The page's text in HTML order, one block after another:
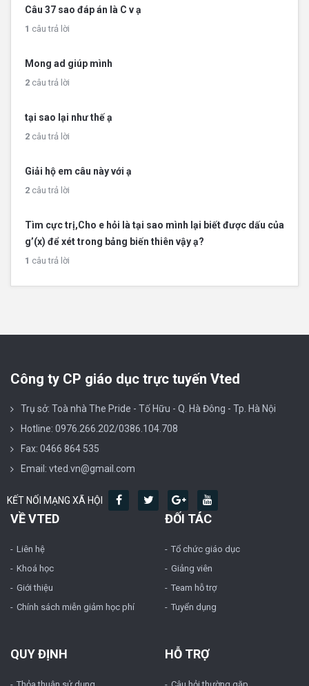
Câu 37 sao đáp án là C v ạ
1 câu trả lời
Mong ad giúp mình
2 câu trả lời
tại sao lại như thế ạ
2 câu trả lời
Giải hộ em câu này với ạ
2 câu trả lời
Tìm cực trị,Cho e hỏi là tại sao mình lại biết được dấu của
g’(x) để xét trong bảng biến thiên vậy ạ?
1 câu trả lời
Công ty CP giáo dục trực tuyến Vted
Trụ sở: Toà nhà The Pride - Tố Hữu - Q. Hà Đông - Tp. Hà Nội
Hotline: 0976.266.202/0386.104.708
Fax: 0466 864 535
Email: vted.vn@gmail.com
KẾT NỐI MẠNG XÃ HỘI
VỀ VTED
Liên hệ
Khoá học
Giới thiệu
Chính sách miễn giảm học phí
ĐỐI TÁC
Tổ chức giáo dục
Giảng viên
Team hỗ trợ
Tuyển dụng
QUY ĐỊNH HỖ TRỢ